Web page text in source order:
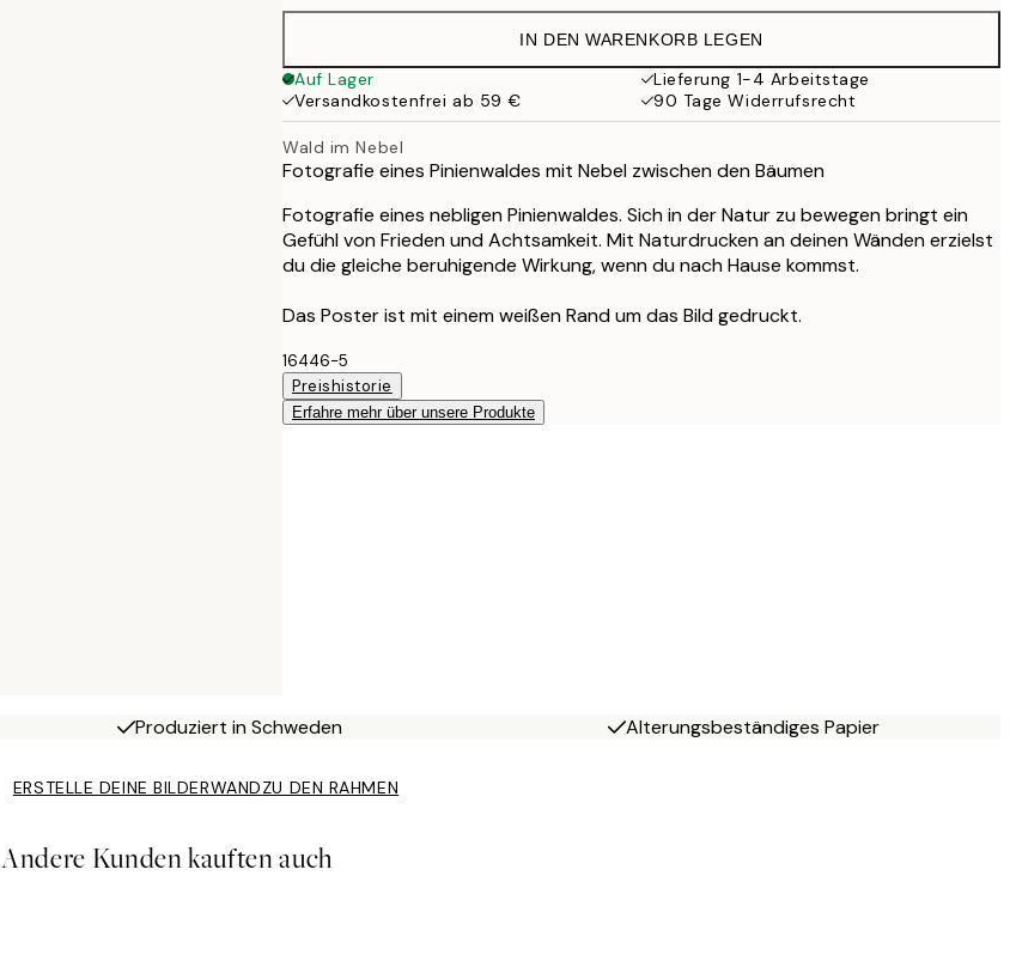
35,95 €
IN DEN WARENKORB LEGEN
Auf Lager
Lieferung 1-4 Arbeitstage
Versandkostenfrei ab 59 €
90 Tage Widerrufsrecht
Wald im Nebel
Fotografie eines Pinienwaldes mit Nebel zwischen den Bäumen
Fotografie eines nebligen Pinienwaldes. Sich in der Natur zu bewegen bringt ein
Gefühl von Frieden und Achtsamkeit. Mit Naturdrucken an deinen Wänden erzielst
du die gleiche beruhigende Wirkung, wenn du nach Hause kommst.
Das Poster ist mit einem weißen Rand um das Bild gedruckt.
16446-5
Preishistorie
Erfahre mehr über unsere Produkte
Produziert in Schweden Alterungsbeständiges Papier
ERSTELLE DEINE BILDERWANDZU DEN RAHMEN
Andere Kunden kauften auch